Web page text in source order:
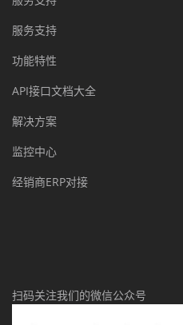
服务支持
功能特性
API接口文档大全
解决方案
监控中心
经销商ERP对接
扫码关注我们的微信公众号